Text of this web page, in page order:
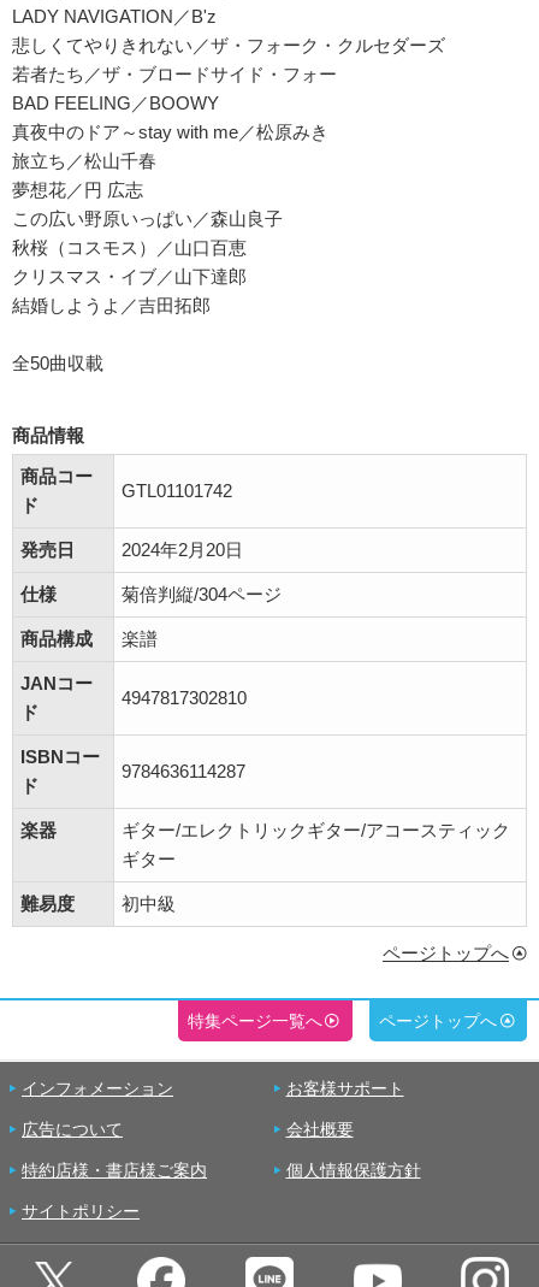
LADY NAVIGATION／B'z
悲しくてやりきれない／ザ・フォーク・クルセダーズ
若者たち／ザ・ブロードサイド・フォー
BAD FEELING／BOOWY
真夜中のドア～stay with me／松原みき
旅立ち／松山千春
夢想花／円 広志
この広い野原いっぱい／森山良子
秋桜（コスモス）／山口百恵
クリスマス・イブ／山下達郎
結婚しようよ／吉田拓郎
全50曲収載
商品情報
商品コー
ド
GTL01101742
発売日 2024年2月20日
仕様 菊倍判縦/304ページ
商品構成 楽譜
JANコー
ド
4947817302810
ISBNコー
ド
9784636114287
楽器
ギター/エレクトリックギター/アコースティック
ギター
難易度 初中級
ページトップへ
特集ページ一覧へ ページトップへ
インフォメーション お客様サポート
広告について 会社概要
特約店様・書店様ご案内 個人情報保護方針
サイトポリシー